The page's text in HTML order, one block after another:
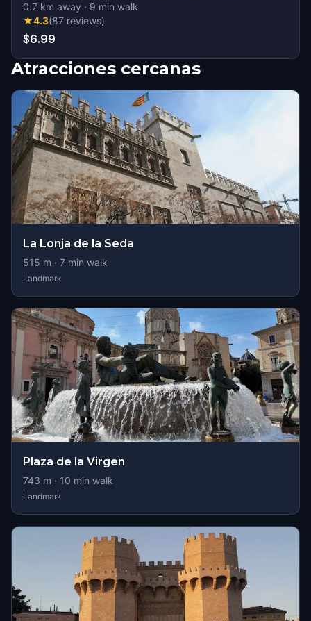
0.7 km away · 9 min walk
★4.3(87 reviews)
$6.99
Atracciones cercanas
La Lonja de la Seda
515 m · 7 min walk
Landmark
Plaza de la Virgen
743 m · 10 min walk
Landmark